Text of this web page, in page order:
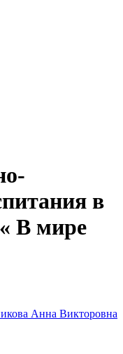
в
В мире
Анна Викторовна